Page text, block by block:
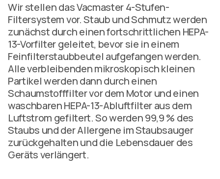
Wir stellen das Vacmaster 4-Stufen-
Filtersystem vor. Staub und Schmutz werden
zunächst durch einen fortschrittlichen HEPA-
13-Vorfilter geleitet, bevor sie in einem
Feinfilterstaubbeutel aufgefangen werden.
Alle verbleibenden mikroskopisch kleinen
Partikel werden dann durch einen
Schaumstofffilter vor dem Motor und einen
waschbaren HEPA-13-Abluftfilter aus dem
Luftstrom gefiltert. So werden 99,9 % des
Staubs und der Allergene im Staubsauger
zurückgehalten und die Lebensdauer des
Geräts verlängert.